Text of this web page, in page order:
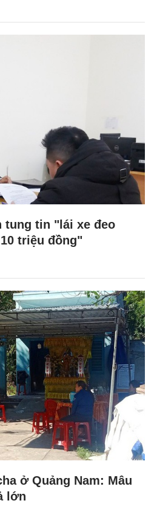
tung tin "lái xe đeo
triệu đồng"
ở Quảng Nam: Mâu
lớn